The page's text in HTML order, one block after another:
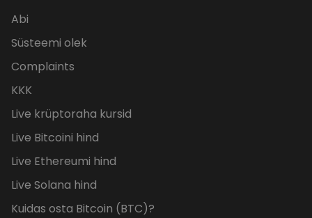
Abi
Süsteemi olek
Complaints
KKK
Live krüptoraha kursid
Live Bitcoini hind
Live Ethereumi hind
Live Solana hind
Kuidas osta Bitcoin (BTC)?